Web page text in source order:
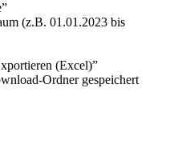
(z.B. 01.01.2023 bis
(Excel)”
Ordner gespeichert